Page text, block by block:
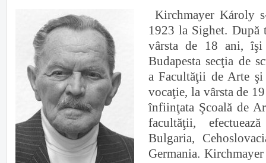
Kirchmayer Károly
1923 la Sighet. După
vârsta de 18 ani,
Budapesta secţia de
a Facultăţii de Arte şi
vocaţie, la vârsta de
înfiinţata Şcoală de
facultăţii,
Bulgaria,
Germania.